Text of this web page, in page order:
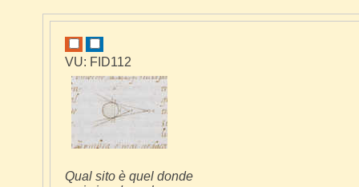
VU: FID112
Qual sito è quel donde